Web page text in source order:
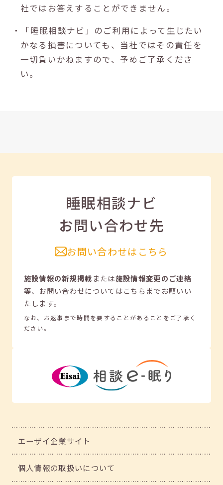
社ではお答えすることができません。
・「睡眠相談ナビ」のご利用によって生じたい
かなる損害についても、当社ではその責任を
一切負いかねますので、予めご了承くださ
い。
睡眠相談ナビ
お問い合わせ先
お問い合わせはこちら
施設情報の新規掲載または施設情報変更のご連絡
等、 お問い合わせについてはこちらまでお願いい
たします。
なお、お返事まで時間を要することがあることをご了承く
ださい。
エーザイ企業サイト
個人情報の取扱いについて